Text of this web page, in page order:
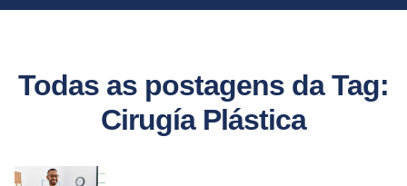
Todas as postagens da Tag:
Cirugía Plástica